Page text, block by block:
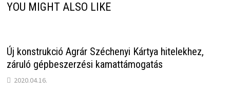
YOU MIGHT ALSO LIKE
Új konstrukció Agrár Széchenyi Kártya hitelekhez,
záruló gépbeszerzési kamattámogatás
2020.04.16.